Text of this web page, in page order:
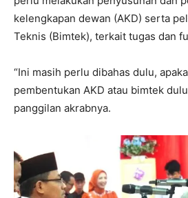
kelengkapan dewan (AKD) serta
Teknis (Bimtek), terkait tugas dan
“Ini masih perlu dibahas dulu,
pembentukan AKD atau bimtek
panggilan akrabnya.